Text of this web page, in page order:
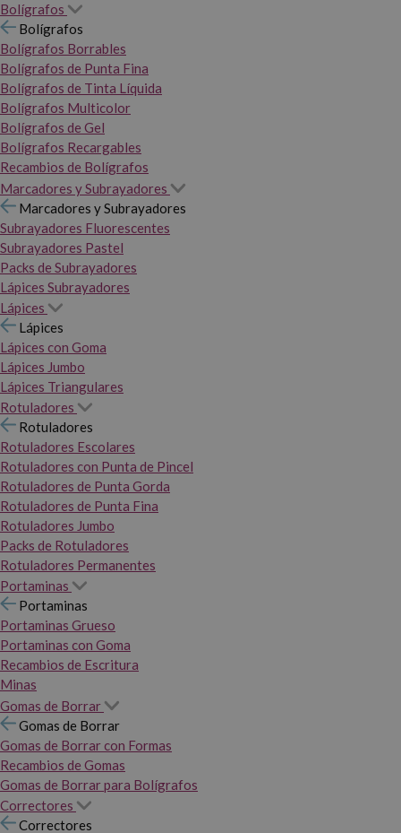
Bolígrafos
Bolígrafos
Bolígrafos Borrables
Bolígrafos de Punta Fina
Bolígrafos de Tinta Líquida
Bolígrafos Multicolor
Bolígrafos de Gel
Bolígrafos Recargables
Recambios de Bolígrafos
Marcadores y Subrayadores
Marcadores y Subrayadores
Subrayadores Fluorescentes
Subrayadores Pastel
Packs de Subrayadores
Lápices Subrayadores
Lápices
Lápices
Lápices con Goma
Lápices Jumbo
Lápices Triangulares
Rotuladores
Rotuladores
Rotuladores Escolares
Rotuladores con Punta de Pincel
Rotuladores de Punta Gorda
Rotuladores de Punta Fina
Rotuladores Jumbo
Packs de Rotuladores
Rotuladores Permanentes
Portaminas
Portaminas
Portaminas Grueso
Portaminas con Goma
Recambios de Escritura
Minas
Gomas de Borrar
Gomas de Borrar
Gomas de Borrar con Formas
Recambios de Gomas
Gomas de Borrar para Bolígrafos
Correctores
Correctores